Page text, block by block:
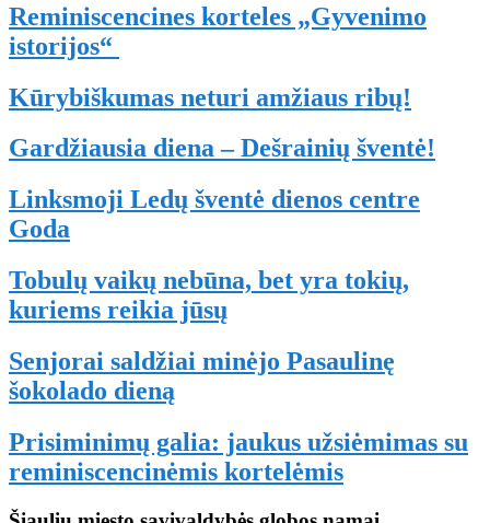
Reminiscencines korteles „Gyvenimo
istorijos“
Kūrybiškumas neturi amžiaus ribų!
Gardžiausia diena – Dešrainių šventė!
Linksmoji Ledų šventė dienos centre
Goda
Tobulų vaikų nebūna, bet yra tokių,
kuriems reikia jūsų
Senjorai saldžiai minėjo Pasaulinę
šokolado dieną
Prisiminimų galia: jaukus užsiėmimas su
reminiscencinėmis kortelėmis